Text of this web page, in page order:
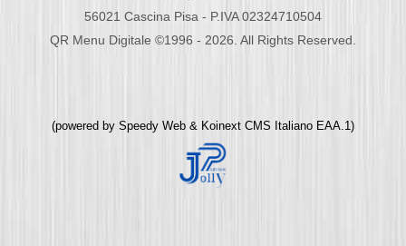
56021 Cascina Pisa - P.IVA 02324710504
QR Menu Digitale ©1996 - 2026. All Rights Reserved.
(powered by Speedy Web & Koinext CMS Italiano EAA.1)